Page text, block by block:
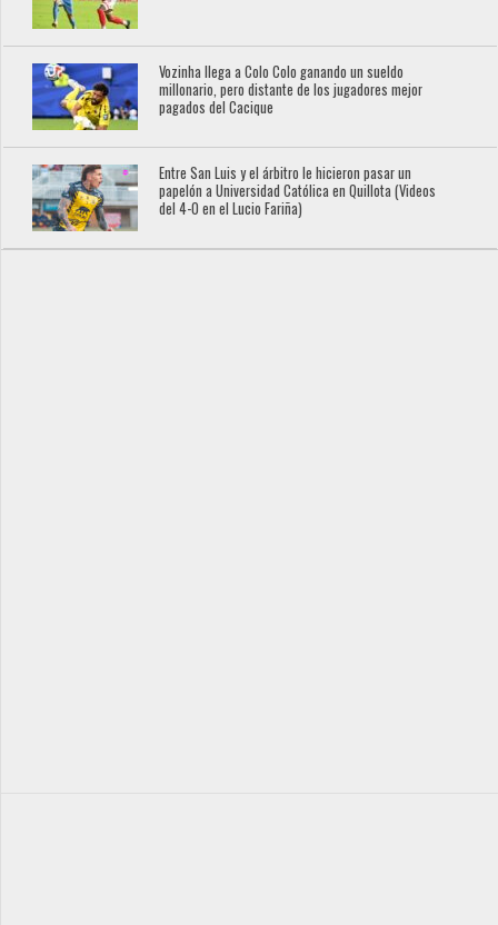
Vozinha llega a Colo Colo ganando un sueldo
millonario, pero distante de los jugadores mejor
pagados del Cacique
Entre San Luis y el árbitro le hicieron pasar un
papelón a Universidad Católica en Quillota (Videos
del 4-0 en el Lucio Fariña)